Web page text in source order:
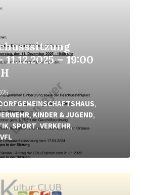
– 19:00
,
,KINDER & JUGEND,
,SPORT,VERKEHR,
VFL